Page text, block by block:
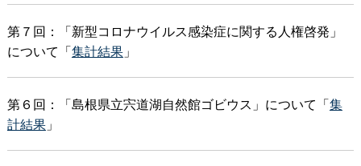
第７回：「新型コロナウイルス感染症に関する人権啓発」
について「集計結果」
第６回：「島根県立宍道湖自然館ゴビウス」について「集
計結果」